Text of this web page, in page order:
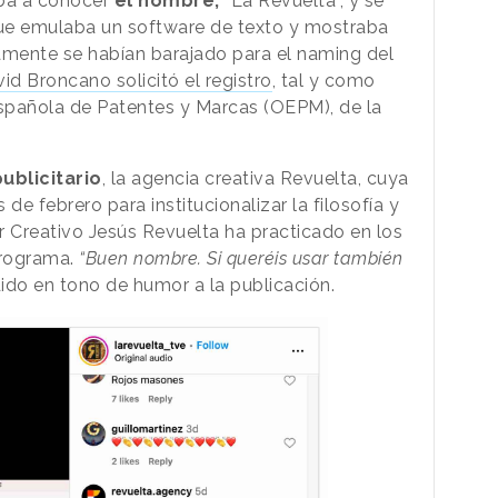
emulaba un software de texto y mostraba
se habían barajado para el naming del
Broncano solicitó el registro, tal y como
de Patentes y Marcas (OEPM), de la
, la agencia creativa Revuelta, cuya
de febrero para institucionalizar la filosofía y
Jesús Revuelta ha practicado en los
“Buen nombre. Si queréis usar también
en tono de humor a la publicación.